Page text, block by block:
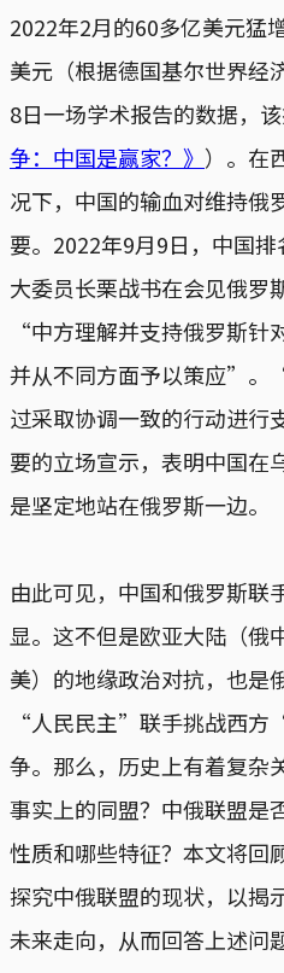
2022年2月的60多亿美元猛
美元（根据德国基尔世界经
8日一场学术报告的数据，
争：中国是赢家？》 ）。在
况下，中国的输血对维持俄
要。2022年9月9日，中国
大委员长栗战书在会见俄罗
“中方理解并支持俄罗斯针
并从不同方面予以策应”
过采取协调一致的行动进行
要的立场宣示，表明中国在
是坚定地站在俄罗斯一边。
由此可见，中国和俄罗斯联
显。这不但是欧亚大陆（俄
美）的地缘政治对抗，也
“人民民主”联手挑战西
争。那么，历史上有着复杂
事实上的同盟？中俄联盟是
性质和哪些特征？本文将回
探究中俄联盟的现状，以揭
未来走向，从而回答上述问